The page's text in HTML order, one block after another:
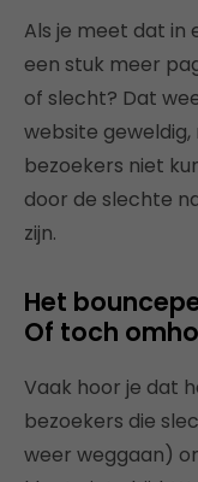
Als je meet dat in
een stuk meer
of slecht? Dat
website
bezoekers niet
door de slechte
zijn.
Het
Of toch
Vaak hoor je dat
bezoekers die
weer weggaan)